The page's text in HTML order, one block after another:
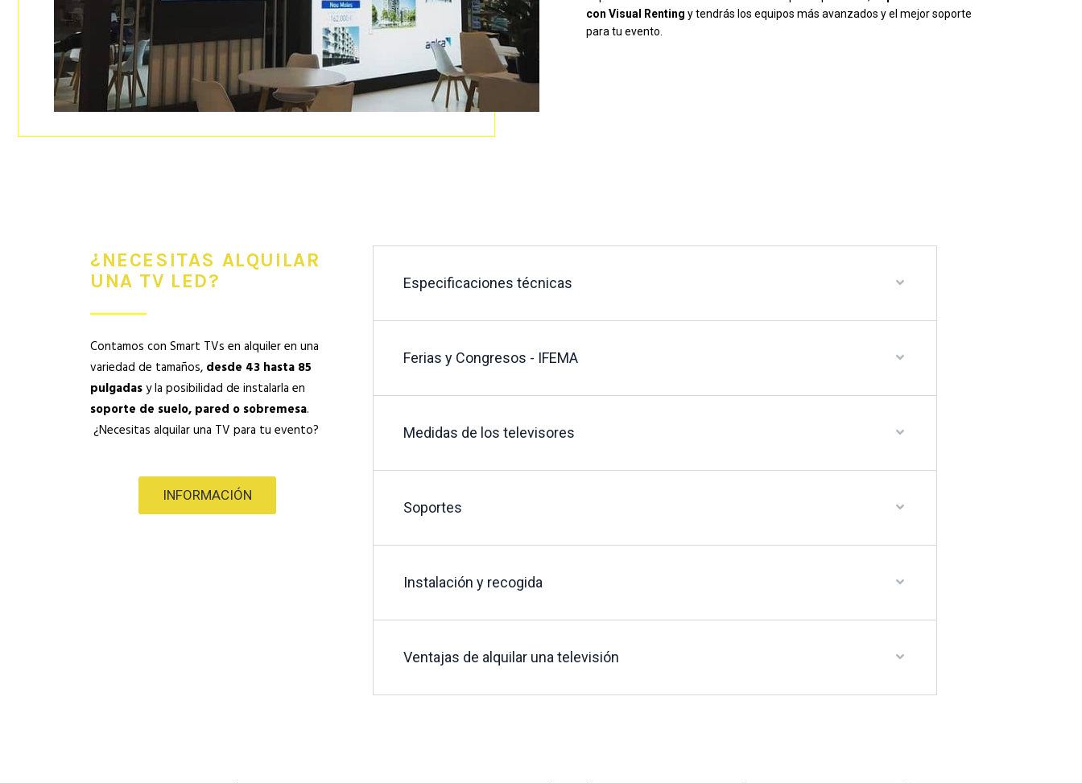
con Visual Renting y tendrás los equipos más avanzados y el mejor soporte
para tu evento.
¿NECESITAS ALQUILAR
UNA TV LED?
Contamos con Smart TVs en alquiler en una
variedad de tamaños, desde 43 hasta 85
pulgadasy la posibilidad de instalarla en
soporte de suelo, pared o sobremesa.
¿Necesitas alquilar una TV para tu evento?
INFORMACIÓN
Especificaciones técnicas
Ferias y Congresos - IFEMA
Medidas de los televisores
Soportes
Instalación y recogida
Ventajas de alquilar una televisión